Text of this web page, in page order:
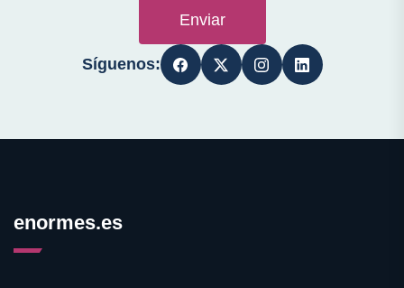
Enviar
Síguenos:
enormes.es